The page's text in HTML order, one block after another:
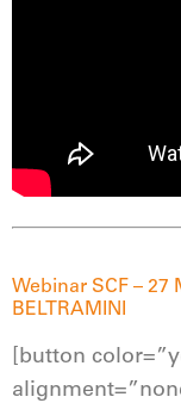
Webinar SCF – 27
BELTRAMINI
[button